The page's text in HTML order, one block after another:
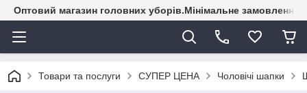
Оптовий магазин головних уборів.Мінімальне замовлення
Товари та послуги СУПЕР ЦЕНА Чоловічі шапки